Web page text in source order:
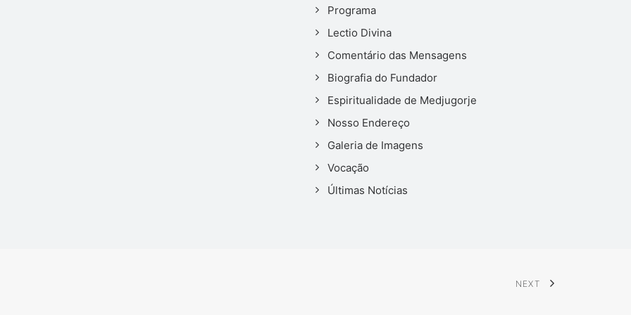
Programa
Lectio Divina
Comentário das Mensagens
Biografia do Fundador
Espiritualidade de Medjugorje
Nosso Endereço
Galeria de Imagens
Vocação
Últimas Notícias
NEXT